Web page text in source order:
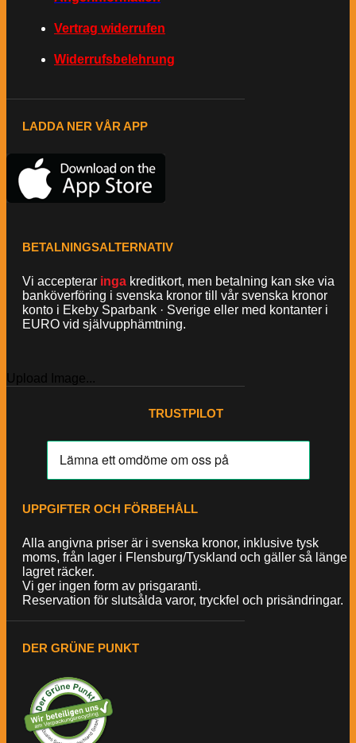
Vertrag widerrufen
Widerrufsbelehrung
LADDA NER VÅR APP
BETALNINGSALTERNATIV
Vi accepterar inga kreditkort, men betalning kan ske via
banköverföring i svenska kronor till vår svenska kronor
konto i Ekeby Sparbank · Sverige eller med kontanter i
EURO vid självupphämtning.
Upload Image...
TRUSTPILOT
UPPGIFTER OCH FÖRBEHÅLL
Alla angivna priser är i svenska kronor, inklusive tysk
moms, från lager i Flensburg/Tyskland och gäller så länge
lagret räcker.
Vi ger ingen form av prisgaranti.
Reservation för slutsålda varor, tryckfel och prisändringar.
DER GRÜNE PUNKT